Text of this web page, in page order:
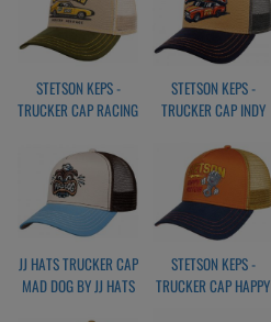
STETSON KEPS -
TRUCKER CAP RACING
STETSON KEPS -
TRUCKER CAP INDY
JJ HATS TRUCKER CAP
MAD DOG BY JJ HATS
STETSON KEPS -
TRUCKER CAP HAPPY